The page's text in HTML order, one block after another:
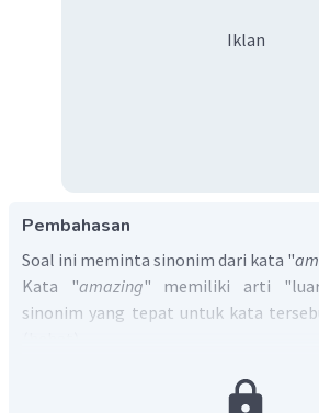
Iklan
Pembahasan
Soal ini meminta sinonim dari kata "a
Kata "amazing" memiliki arti "luar
sinonim yang tepat untuk kata